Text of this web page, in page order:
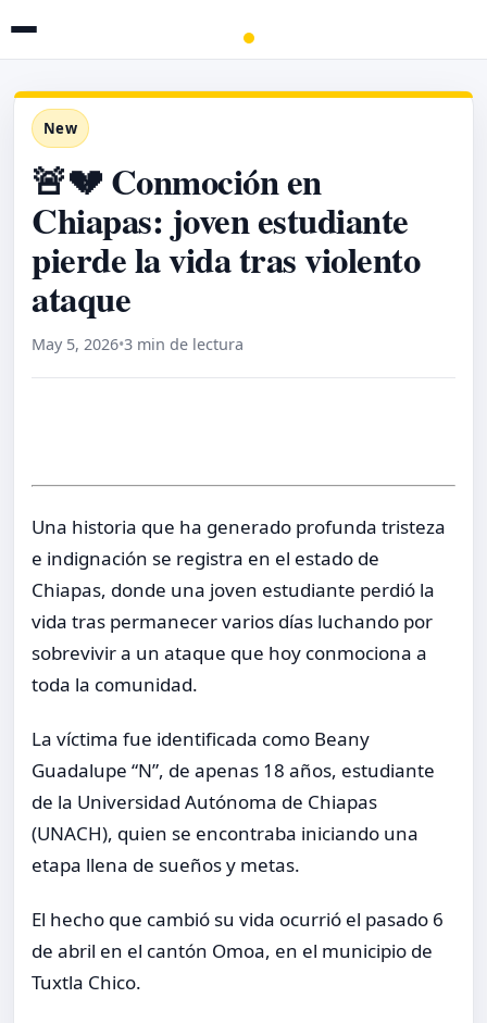
New
🚨💔 Conmoción en
Chiapas: joven estudiante
pierde la vida tras violento
ataque
May 5, 2026•3 min de lectura
Una historia que ha generado profunda tristeza
e indignación se registra en el estado de
Chiapas, donde una joven estudiante perdió la
vida tras permanecer varios días luchando por
sobrevivir a un ataque que hoy conmociona a
toda la comunidad.
La víctima fue identificada como Beany
Guadalupe “N”, de apenas 18 años, estudiante
de la Universidad Autónoma de Chiapas
(UNACH), quien se encontraba iniciando una
etapa llena de sueños y metas.
El hecho que cambió su vida ocurrió el pasado 6
de abril en el cantón Omoa, en el municipio de
Tuxtla Chico.